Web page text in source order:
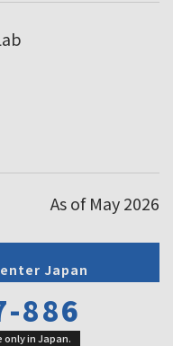
As of May 2026
Japan
886
in Japan.